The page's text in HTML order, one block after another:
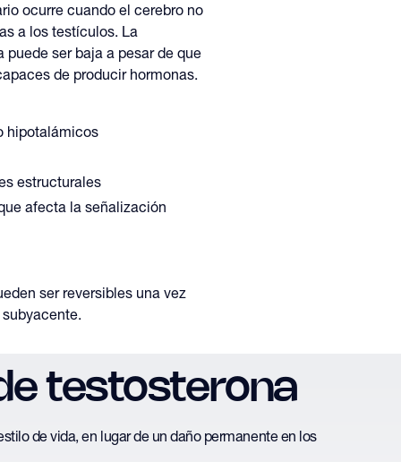
ocurre cuando el cerebro no
a los testículos. La
ser baja a pesar de que
de producir hormonas.
hipotalámicos
estructurales
afecta la señalización
ser reversibles una vez
testosterona
de vida, en lugar de un daño permanente en los